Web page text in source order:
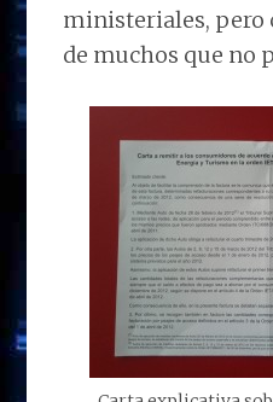
ministeriales, pero
de muchos que no